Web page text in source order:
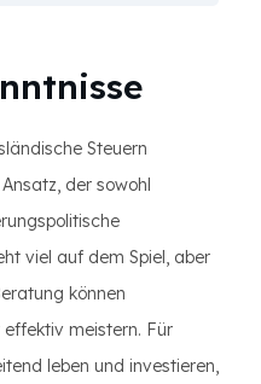
Steuern
der sowohl
viel auf dem Spiel, aber
können
meistern. Für
leben und investieren,